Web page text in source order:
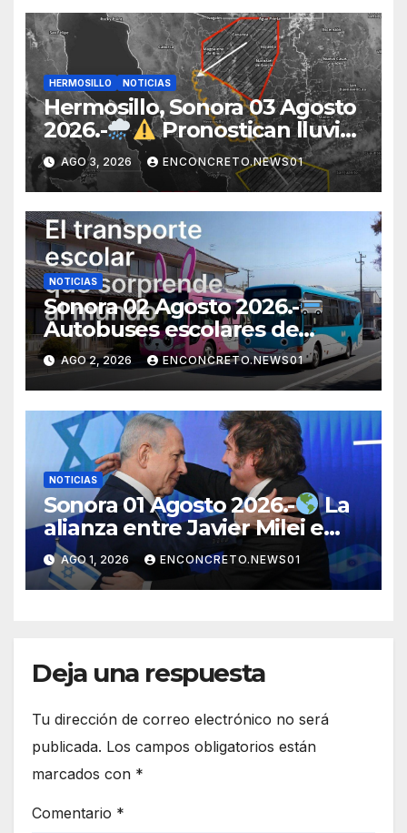
HERMOSILLO NOTICIAS
Hermosillo, Sonora 03 Agosto
2026.-
Pronostican lluvias
para Hermosillo esta noche;
norte de Sonora registra
mayor potencial de
tormentas
AGO 3, 2026 ENCONCRETO.NEWS01
NOTICIAS
Sonora 02 Agosto 2026.-
Autobuses escolares de
Japón sorprenden al mundo
por su seguridad y disciplina
AGO 2, 2026 ENCONCRETO.NEWS01
NOTICIAS
Sonora 01 Agosto 2026.-
La
alianza entre Javier Milei e
Israel genera debate
internacional por su alcance
político y estratégico
AGO 1, 2026 ENCONCRETO.NEWS01
Deja una respuesta
Tu dirección de correo electrónico no será
publicada. Los campos obligatorios están
marcados con *
Comentario *